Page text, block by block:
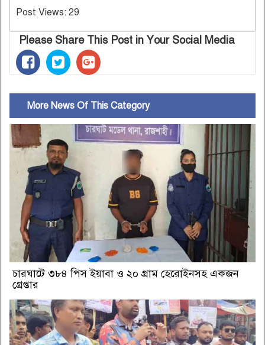
Post Views: 29
Please Share This Post in Your Social Media
More News Of This Category
চারঘাটে ৩৮৪ পিস ইয়াবা ও ২০ গ্রাম হেরোইনসহ একজন
গ্রেপ্তার